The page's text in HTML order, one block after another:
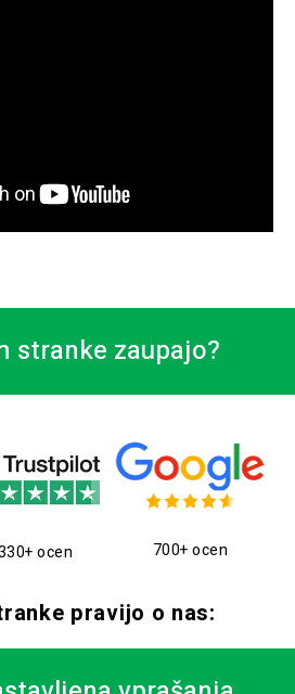
stranke zaupajo?
ocen 700+ ocen
pravijo o nas: